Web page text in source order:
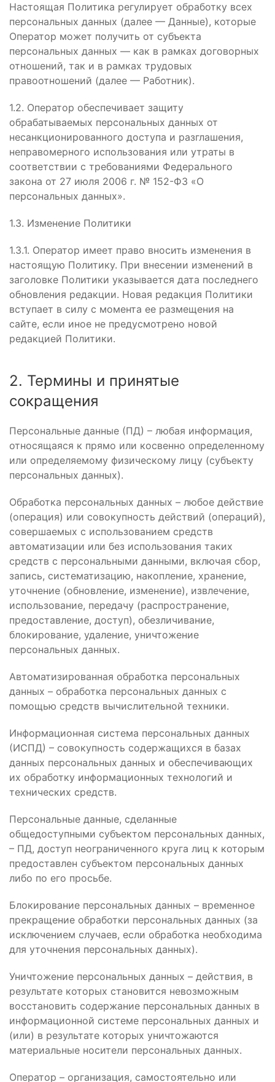
Настоящая Политика регулирует обработку всех
персональных данных (далее — Данные), которые
Оператор может получить от субъекта
персональных данных — как в рамках договорных
отношений, так и в рамках трудовых
правоотношений (далее — Работник).
1.2. Оператор обеспечивает защиту
обрабатываемых персональных данных от
несанкционированного доступа и разглашения,
неправомерного использования или утраты в
соответствии с требованиями Федерального
закона от 27 июля 2006 г. № 152-ФЗ «О
персональных данных».
1.3. Изменение Политики
1.3.1. Оператор имеет право вносить изменения в
настоящую Политику. При внесении изменений в
заголовке Политики указывается дата последнего
обновления редакции. Новая редакция Политики
вступает в силу с момента ее размещения на
сайте, если иное не предусмотрено новой
редакцией Политики.
2. Термины и принятые
сокращения
Персональные данные (ПД) – любая информация,
относящаяся к прямо или косвенно определенному
или определяемому физическому лицу (субъекту
персональных данных).
Обработка персональных данных – любое действие
(операция) или совокупность действий (операций),
совершаемых с использованием средств
автоматизации или без использования таких
средств с персональными данными, включая сбор,
запись, систематизацию, накопление, хранение,
уточнение (обновление, изменение), извлечение,
использование, передачу (распространение,
предоставление, доступ), обезличивание,
блокирование, удаление, уничтожение
персональных данных.
Автоматизированная обработка персональных
данных – обработка персональных данных с
помощью средств вычислительной техники.
Информационная система персональных данных
(ИСПД) – совокупность содержащихся в базах
данных персональных данных и обеспечивающих
их обработку информационных технологий и
технических средств.
Персональные данные, сделанные
общедоступными субъектом персональных данных,
– ПД, доступ неограниченного круга лиц к которым
предоставлен субъектом персональных данных
либо по его просьбе.
Блокирование персональных данных – временное
прекращение обработки персональных данных (за
исключением случаев, если обработка необходима
для уточнения персональных данных).
Уничтожение персональных данных – действия, в
результате которых становится невозможным
восстановить содержание персональных данных в
информационной системе персональных данных и
(или) в результате которых уничтожаются
материальные носители персональных данных.
Оператор – организация, самостоятельно или